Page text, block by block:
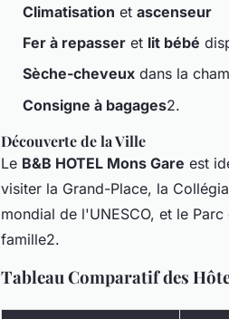
Climatisation et ascenseur
Fer à repasser et lit bébé
Sèche-cheveux dans la
Consigne à bagages2.
Découverte de la Ville
Le B&B HOTEL Mons Gare est
visiter la Grand-Place, la
mondial de l'UNESCO, et le
famille2.
Tableau Comparatif des